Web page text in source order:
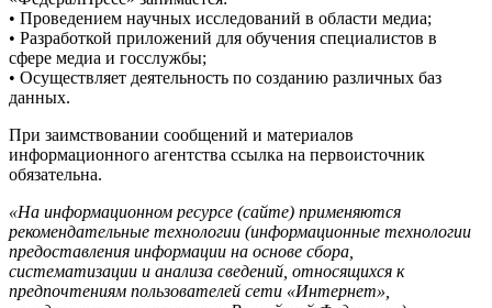
• Проведением научных исследований в области медиа;
• Разработкой приложений для обучения специалистов в
сфере медиа и госслужбы;
• Осуществляет деятельность по созданию различных баз
данных.
При заимствовании сообщений и материалов
информационного агентства ссылка на первоисточник
обязательна.
«На информационном ресурсе (сайте) применяются
рекомендательные технологии (информационные технологии
предоставления информации на основе сбора,
систематизации и анализа сведений, относящихся к
предпочтениям пользователей сети «Интернет»,